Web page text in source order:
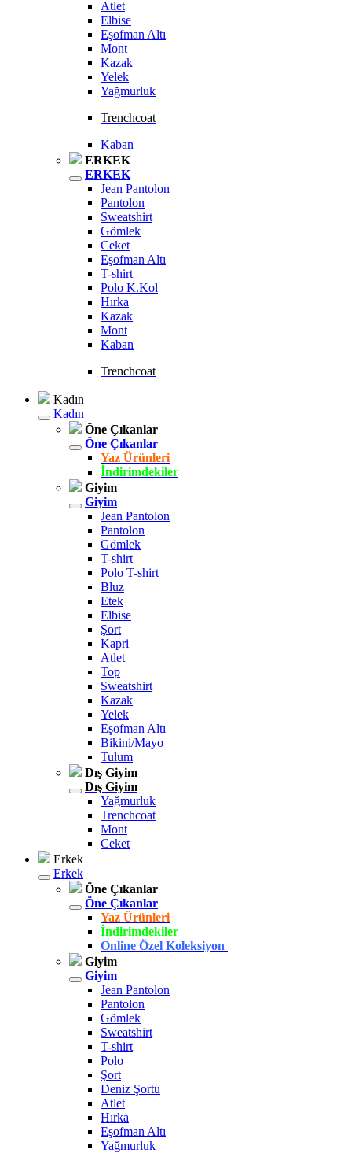
Atlet
Elbise
Eşofman Altı
Mont
Kazak
Yelek
Yağmurluk
Trenchcoat
Kaban
ERKEK
ERKEK
Jean Pantolon
Pantolon
Sweatshirt
Gömlek
Ceket
Eşofman Altı
T-shirt
Polo K.Kol
Hırka
Kazak
Mont
Kaban
Trenchcoat
Kadın
Kadın
Öne Çıkanlar
Öne Çıkanlar
Yaz Ürünleri
İndirimdekiler
Giyim
Giyim
Jean Pantolon
Pantolon
Gömlek
T-shirt
Polo T-shirt
Bluz
Etek
Elbise
Şort
Kapri
Atlet
Top
Sweatshirt
Kazak
Yelek
Eşofman Altı
Bikini/Mayo
Tulum
Dış Giyim
Dış Giyim
Yağmurluk
Trenchcoat
Mont
Ceket
Erkek
Erkek
Öne Çıkanlar
Öne Çıkanlar
Yaz Ürünleri
İndirimdekiler
Online Özel Koleksiyon
Giyim
Giyim
Jean Pantolon
Pantolon
Gömlek
Sweatshirt
T-shirt
Polo
Şort
Deniz Şortu
Atlet
Hırka
Eşofman Altı
Yağmurluk